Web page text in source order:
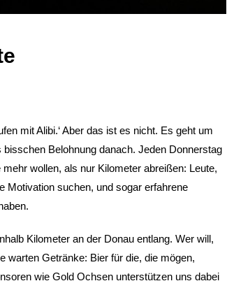
mit Alibi.‘ Aber das ist es nicht. Es geht um
Belohnung danach. Jeden Donnerstag
wollen, als nur Kilometer abreißen: Leute,
Motivation suchen, und sogar erfahrene
Kilometer an der Donau entlang. Wer will,
warten Getränke: Bier für die, die mögen,
wie Gold Ochsen unterstützen uns dabei